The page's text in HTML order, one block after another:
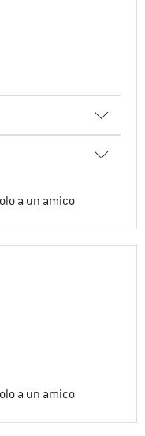
a un amico
a un amico